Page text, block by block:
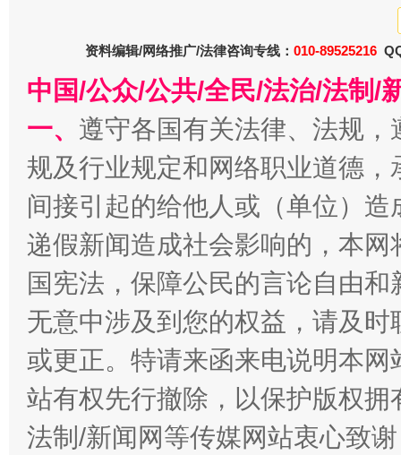
生
揭批美国五大"原罪" "炒
资料编辑/网络推广/法律咨询专线： 010-89525216
中国/公众/公共/全民/法治/法制/
一、 遵守各国有关法律、法规
规及行业规定和网络职业道德
间接引起的给他人或（单位）
递假新闻造成社会影响的，本
国宪法，保障公民的言论自由
无意中涉及到您的权益，请及
或更正。特请来函来电说明本
站有权先行撤除，以保护版权
法制/新闻网等传媒网站衷心致